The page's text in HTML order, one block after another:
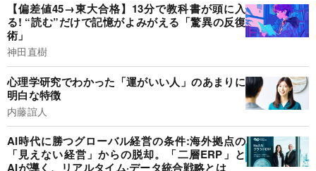
【偏差値45→東大合格】13分で教科書が頭に入
る! “読む”だけで記憶がよみがえる「驚異の反復
術」
神田直樹
心理学研究でわかった「運がいい人」のあまりに
明白な特徴
内藤誼人
AI時代に勝つグローバル経営の条件:海外拠点の
「見えない経営」からの脱却。「二層ERP」と
AIが導く、リアルタイム·データ統合戦略とは